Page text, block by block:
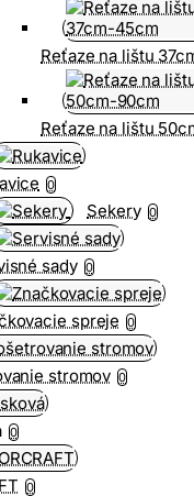
Reťaze na lištu
Reťaze na lištu
0
Sekery 0
sady 0
spreje 0
stromov 0
0
0